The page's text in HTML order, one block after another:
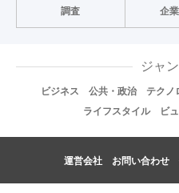
調査 企
ジャ
ビジネス 公共・政治 テクノ
ライフスタイル
ビ
運営会社 お問い合わせ